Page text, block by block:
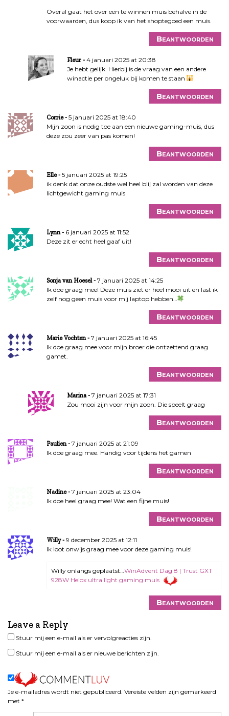
Overal gaat het over een te winnen muis behalve in de
voorwaarden, dus koop ik van het shoptegoed een muis.
Beantwoorden
Fleur
4 januari 2025 at 20:38
Je hebt gelijk. Hierbij is de vraag van een andere
winactie per ongeluk bij komen te staan
Beantwoorden
Corrie
5 januari 2025 at 18:40
Mijn zoon is nodig toe aan een nieuwe gaming-muis, dus
deze zou zeer van pas komen!
Beantwoorden
Elle
5 januari 2025 at 19:25
ik denk dat onze oudste wel heel blij zal worden van deze
lichtgewicht gaming muis
Beantwoorden
Lynn
6 januari 2025 at 11:52
Deze zit er echt heel gaaf uit!
Beantwoorden
Sonja van Hoesel
7 januari 2025 at 14:25
Ik doe graag mee! Deze muis ziet er heel mooi uit en last ik
zelf nog geen muis voor mij laptop hebben…
Beantwoorden
Marie Vochten
7 januari 2025 at 16:45
Ik doe graag mee voor mijn broer die ontzettend graag
gamet.
Beantwoorden
Marina
7 januari 2025 at 17:31
Zou mooi zijn voor mijn zoon. Die speelt graag
Beantwoorden
Paulien
7 januari 2025 at 21:09
Ik doe graag mee. Handig voor tijdens het gamen
Beantwoorden
Nadine
7 januari 2025 at 23:04
Ik doe heel graag mee! Wat een fijne muis!
Beantwoorden
Willy
9 december 2025 at 12:11
Ik loot onwijs graag mee voor deze gaming muis!
Willy onlangs geplaatst… WinAdvent Dag 8 | Trust GXT
928W Helox ultra light gaming muis
Beantwoorden
Leave a Reply
Je e-mailadres wordt niet gepubliceerd. Vereiste velden zijn gemarkeerd
met *
Stuur mij een e-mail als er vervolgreacties zijn.
Stuur mij een e-mail als er nieuwe berichten zijn.